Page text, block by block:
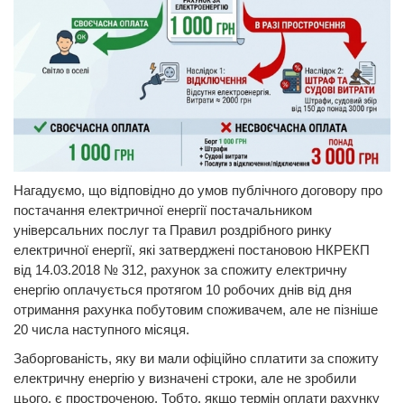
Нагадуємо, що відповідно до умов публічного договору про
постачання електричної енергії постачальником
універсальних послуг та Правил роздрібного ринку
електричної енергії, які затверджені постановою НКРЕКП
від 14.03.2018 № 312, рахунок за спожиту електричну
енергію оплачується протягом 10 робочих днів від дня
отримання рахунка побутовим споживачем, але не пізніше
20 числа наступного місяця.
Заборгованість, яку ви мали офіційно сплатити за спожиту
електричну енергію у визначені строки, але не зробили
цього, є простроченою. Тобто, якщо термін оплати рахунку